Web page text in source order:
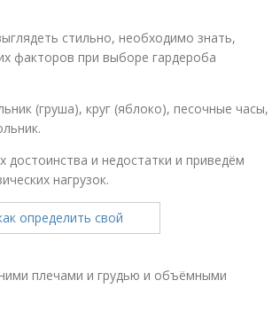
стильно, необходимо знать,
факторов при выборе гардероба
(груша), круг (яблоко), песочные часы,
и недостатки и приведём
нагрузок.
плечами и грудью и объёмными